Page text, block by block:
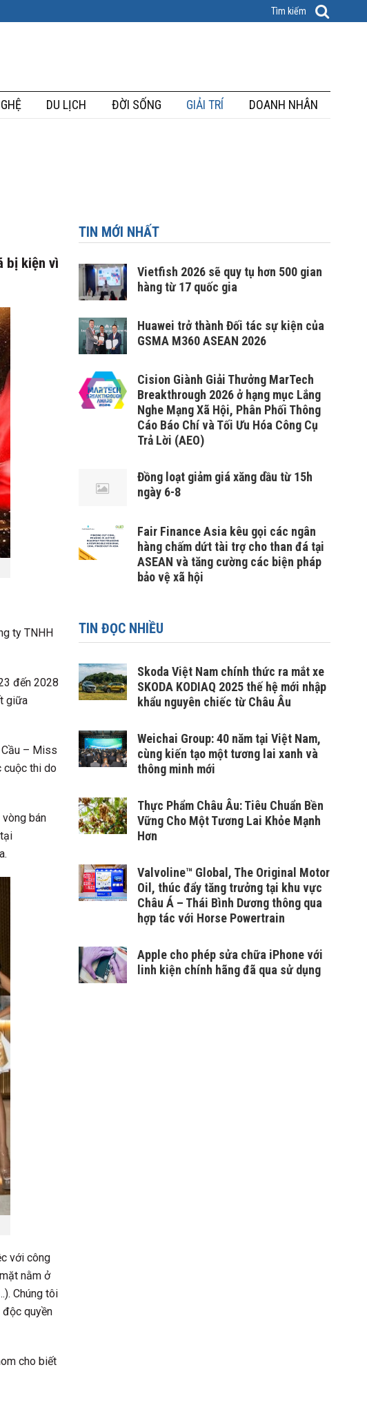
DU LỊCH ĐỜI SỐNG GIẢI TRÍ DOANH NHÂN
bị kiện vì
ty TNHH
đến 2028
giữa
– Miss
cuộc thi do
bán
với công
nằm ở
Chúng tôi
quyền
cho biết
TIN MỚI NHẤT
Vietfish 2026 sẽ quy tụ hơn 500 gian
hàng từ 17 quốc gia
Huawei trở thành Đối tác sự kiện của
GSMA M360 ASEAN 2026
Cision Giành Giải Thưởng MarTech
Breakthrough 2026 ở hạng mục Lắng
Nghe Mạng Xã Hội, Phân Phối Thông
Cáo Báo Chí và Tối Ưu Hóa Công Cụ
Trả Lời (AEO)
Đồng loạt giảm giá xăng dầu từ 15h
ngày 6-8
Fair Finance Asia kêu gọi các ngân
hàng chấm dứt tài trợ cho than đá tại
ASEAN và tăng cường các biện pháp
bảo vệ xã hội
TIN ĐỌC NHIỀU
Skoda Việt Nam chính thức ra mắt xe
SKODA KODIAQ 2025 thế hệ mới nhập
khẩu nguyên chiếc từ Châu Âu
Weichai Group: 40 năm tại Việt Nam,
cùng kiến tạo một tương lai xanh và
thông minh mới
Thực Phẩm Châu Âu: Tiêu Chuẩn Bền
Vững Cho Một Tương Lai Khỏe Mạnh
Hơn
Valvoline™ Global, The Original Motor
Oil, thúc đẩy tăng trưởng tại khu vực
Châu Á – Thái Bình Dương thông qua
hợp tác với Horse Powertrain
Apple cho phép sửa chữa iPhone với
linh kiện chính hãng đã qua sử dụng